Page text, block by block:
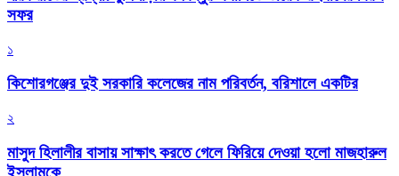
সফর
১
কিশোরগঞ্জের দুই সরকারি কলেজের নাম পরিবর্তন, বরিশালে একটির
২
মাসুদ হিলালীর বাসায় সাক্ষাৎ করতে গেলে ফিরিয়ে দেওয়া হলো মাজহারুল
ইসলামকে